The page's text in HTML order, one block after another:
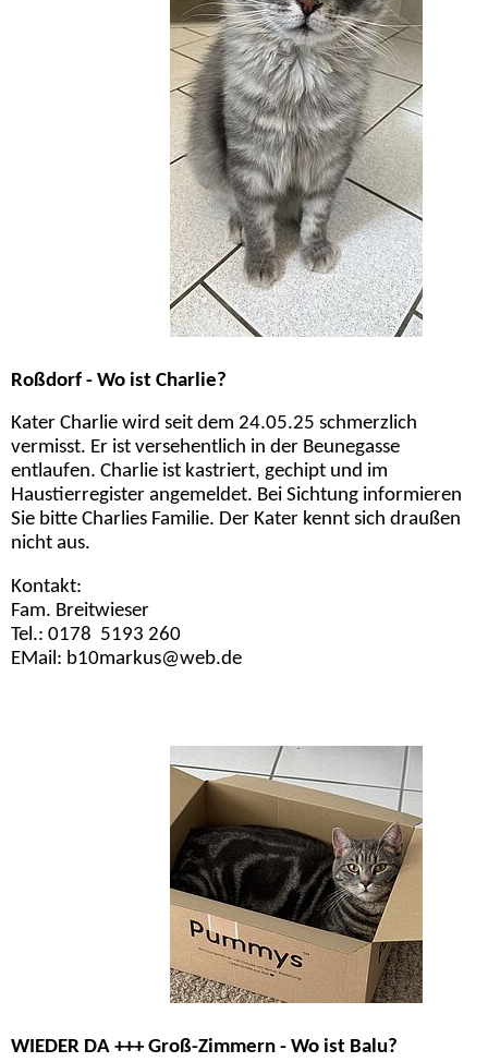
Roßdorf - Wo ist Charlie?
Kater Charlie wird seit dem 24.05.25 schmerzlich
vermisst. Er ist versehentlich in der Beunegasse
entlaufen. Charlie ist kastriert, gechipt und im
Haustierregister angemeldet. Bei Sichtung informieren
Sie bitte Charlies Familie. Der Kater kennt sich draußen
nicht aus.
Kontakt:
Fam. Breitwieser
Tel.: 0178 5193 260
EMail: b10markus@web.de
WIEDER DA +++ Groß-Zimmern - Wo ist Balu?